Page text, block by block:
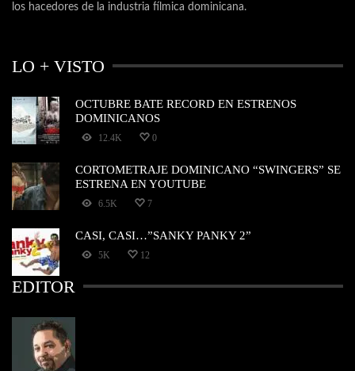
los hacedores de la industria fílmica dominicana.
LO + VISTO
OCTUBRE BATE RECORD EN ESTRENOS
DOMINICANOS
12.4K 0
CORTOMETRAJE DOMINICANO “SWINGERS” SE
ESTRENA EN YOUTUBE
6.5K 7
CASI, CASI…”SANKY PANKY 2”
5K 12
EDITOR